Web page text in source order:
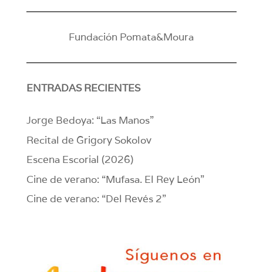
Fundación Pomata&Moura
ENTRADAS RECIENTES
Jorge Bedoya: “Las Manos”
Recital de Grigory Sokolov
Escena Escorial (2026)
Cine de verano: “Mufasa. El Rey León”
Cine de verano: “Del Revés 2”